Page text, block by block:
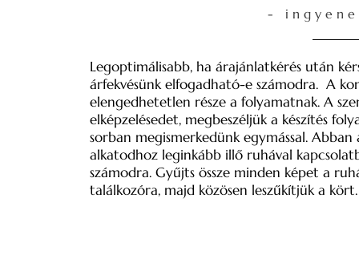
-
Legoptimálisabb, ha árajánlatkérés után
árfekvésünk elfogadható-e számodra. A
elengedhetetlen része a folyamatnak. A
elképzelésedet, megbeszéljük a készítés
sorban megismerkedünk egymással.
alkatodhoz leginkább illő ruhával
számodra. Gyűjts össze minden képet a
találkozóra, majd közösen leszűkítjük a kört.